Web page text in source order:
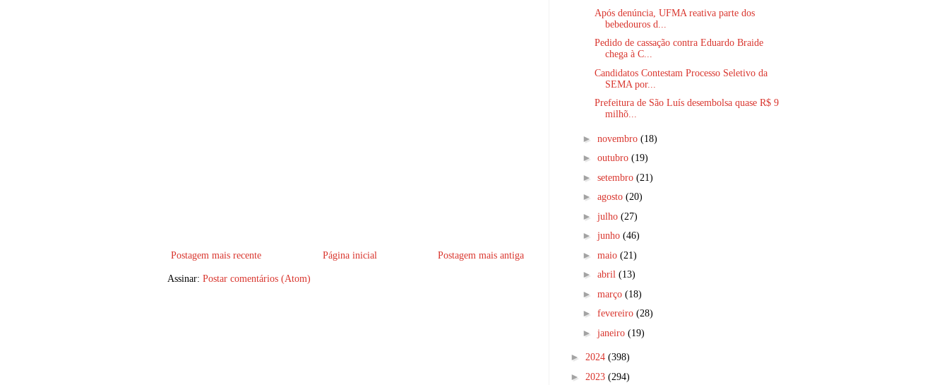
Postagem mais recente Postagem mais antiga
Página inicial
Assinar: Postar comentários (Atom)
Após denúncia, UFMA reativa parte dos
bebedouros d...
Pedido de cassação contra Eduardo Braide
chega à C...
Candidatos Contestam Processo Seletivo da
SEMA por...
Prefeitura de São Luís desembolsa quase R$ 9
milhõ...
► novembro (18)
► outubro (19)
► setembro (21)
► agosto (20)
► julho (27)
► junho (46)
► maio (21)
► abril (13)
► março (18)
► fevereiro (28)
► janeiro (19)
► 2024 (398)
► 2023 (294)